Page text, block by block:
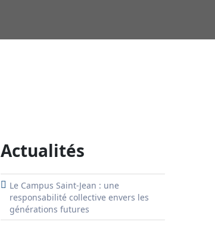
Actualités
Le Campus Saint-Jean : une
responsabilité collective envers les
générations futures